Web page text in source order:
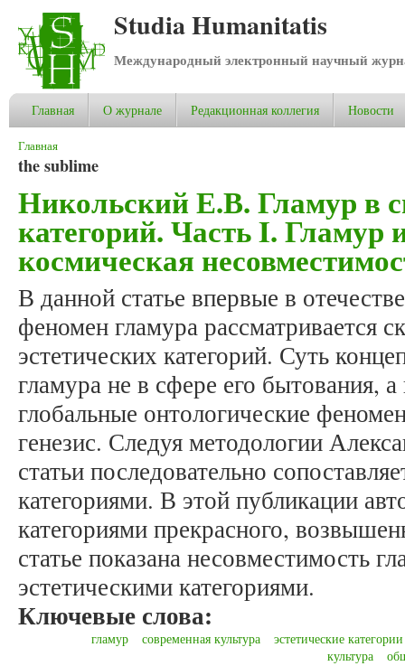
Studia Humanitatis
Международный электронный научный
Главная О журнале Редакционная коллегия Новости
Вы здесь
Главная
the sublime
Никольский Е.В. Гламур в
категорий. Часть I. Гламур
космическая
В данной статье впервые в
феномен гламура рассматривается
эстетических категорий. Суть
гламура не в сфере его бытования, а
глобальные онтологические
генезис. Следуя методологии
статьи последовательно
категориями. В этой публикации
категориями прекрасного,
статье показана несовместимость
эстетическими категориями.
Ключевые слова:
гламур современная культура
эстетические категории
культура